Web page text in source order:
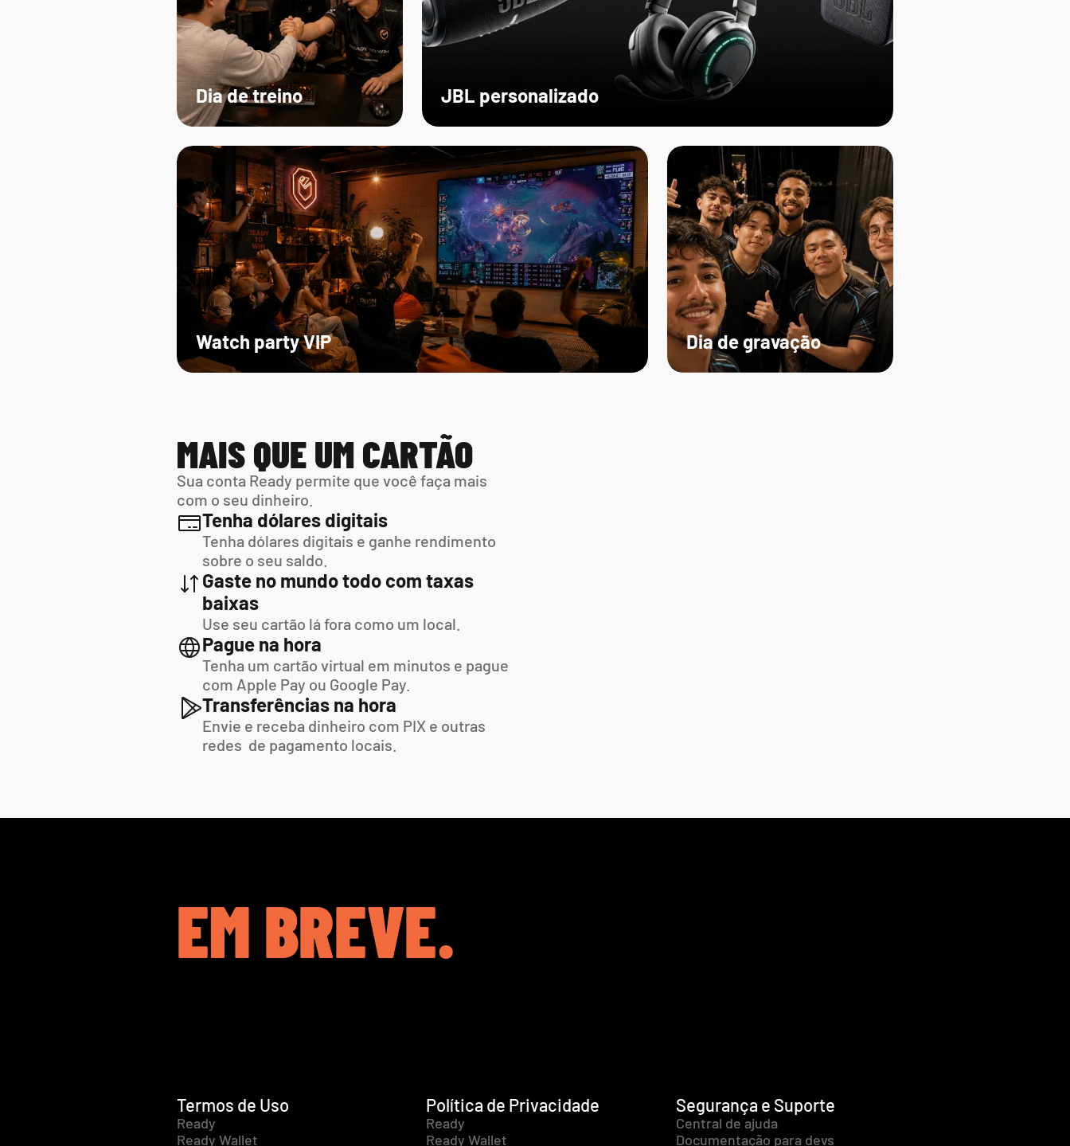
Dia de gravação
Watch party VIP
JBL personalizado
Dia de treino
MAIS QUE UM CARTÃO
Sua conta Ready permite que você faça mais
com o seu dinheiro.
Tenha dólares digitais
Tenha dólares digitais e ganhe rendimento
sobre o seu saldo.
Gaste no mundo todo com taxas
baixas
Use seu cartão lá fora como um local.
Pague na hora
Tenha um cartão virtual em minutos e pague
com Apple Pay ou Google Pay.
Transferências na hora
Envie e receba dinheiro com PIX e outras
redes  de pagamento locais.
EM BREVE.
Termos de Uso
Ready
Ready Wallet
Política de Privacidade
Ready
Ready Wallet
Segurança e Suporte
Central de ajuda
Documentação para devs